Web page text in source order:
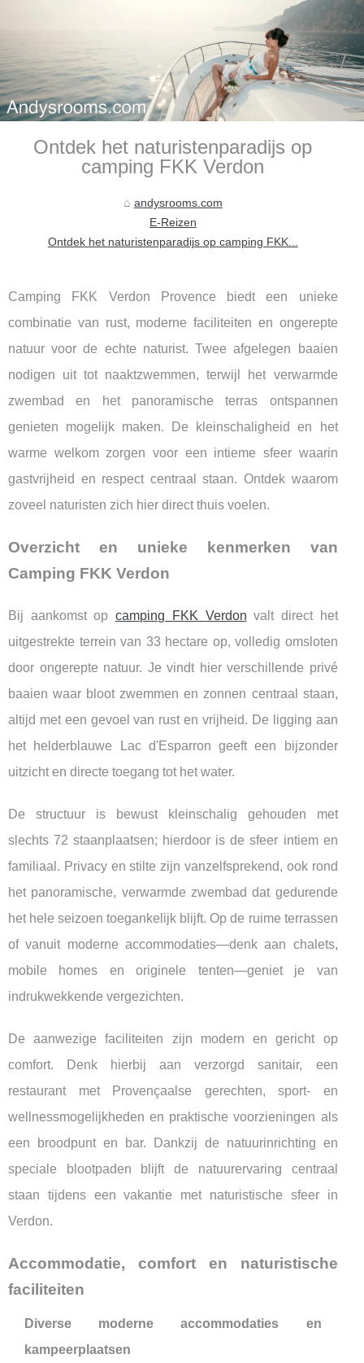
Ontdek het naturistenparadijs op
camping FKK Verdon
andysrooms.com
E-Reizen
Ontdek het naturistenparadijs op camping FKK...
Camping FKK Verdon Provence biedt een unieke
combinatie van rust, moderne faciliteiten en ongerepte
natuur voor de echte naturist. Twee afgelegen baaien
nodigen uit tot naaktzwemmen, terwijl het verwarmde
zwembad en het panoramische terras ontspannen
genieten mogelijk maken. De kleinschaligheid en het
warme welkom zorgen voor een intieme sfeer waarin
gastvrijheid en respect centraal staan. Ontdek waarom
zoveel naturisten zich hier direct thuis voelen.
Overzicht en unieke kenmerken van
Camping FKK Verdon
Bij aankomst opcamping FKK Verdon valt direct het
uitgestrekte terrein van 33 hectare op, volledig omsloten
door ongerepte natuur. Je vindt hier verschillende privé
baaien waar bloot zwemmenen zonnen centraal staan,
altijd met een gevoel van rust en vrijheid. De ligging aan
het helderblauwe Lac d'Esparron geeft een bijzonder
uitzicht en directe toegang tot het water.
De structuur is bewust kleinschalig gehouden met
slechts 72 staanplaatsen; hierdoor is de sfeer intiem en
familiaal. Privacy en stilte zijn vanzelfsprekend, ook rond
het panoramische, verwarmde zwembad dat gedurende
het hele seizoen toegankelijk blijft. Op de ruime terrassen
of vanuit moderne accommodaties—denk aan chalets,
mobile homes en originele tenten—geniet je van
indrukwekkende vergezichten.
De aanwezige faciliteiten zijn modern en gericht op
comfort. Denk hierbij aan verzorgd sanitair, een
restaurant met Provençaalse gerechten, sport- en
wellnessmogelijkheden en praktische voorzieningen als
een broodpunt en bar. Dankzij de natuurinrichting en
speciale blootpaden blijft de natuurervaring centraal
staan tijdens een vakantie met naturistische sfeer in
Verdon.
Accommodatie, comfort en naturistische
faciliteiten
Diverse moderne accommodaties en
kampeerplaatsen